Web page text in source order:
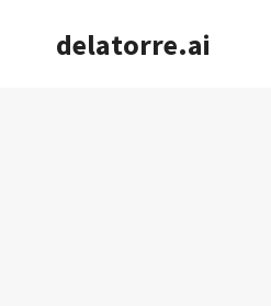
delatorre.ai